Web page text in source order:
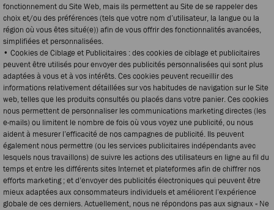
fonctionnement du Site Web, mais ils permettent au Site de se rappeler des
choix et/ou des préférences (tels que votre nom d’utilisateur, la langue ou la
région où vous êtes situé(e)) afin de vous offrir des fonctionnalités avancées,
simplifiées et personnalisées.
• Cookies de Ciblage et Publicitaires : des cookies de ciblage et publicitaires
peuvent être utilisés pour envoyer des publicités personnalisées qui sont plus
adaptées à vous et à vos intérêts. Ces cookies peuvent recueillir des
informations relativement détaillées sur vos habitudes de navigation sur le Site
web, telles que les produits consultés ou placés dans votre panier. Ces cookies
nous permettent de personnaliser les communications marketing directes (les
e-mails) ou limitent le nombre de fois où vous voyez une publicité, ou nous
aident à mesurer l’efficacité de nos campagnes de publicité. Ils peuvent
également nous permettre (ou les services publicitaires indépendants avec
lesquels nous travaillons) de suivre les actions des utilisateurs en ligne au fil du
temps et entre les différents sites Internet et plateformes afin de chiffrer nos
efforts marketing ; et d’envoyer des publicités électroniques qui peuvent être
mieux adaptées aux consommateurs individuels et améliorent l’expérience
globale de ces derniers. Actuellement, nous ne répondons pas aux signaux « Ne